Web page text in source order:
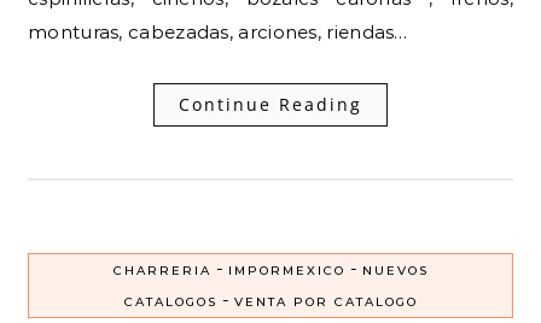
monturas, cabezadas, arciones, riendas…
Continue Reading
CHARRERIA - IMPORMEXICO - NUEVOS
CATALOGOS - VENTA POR CATALOGO